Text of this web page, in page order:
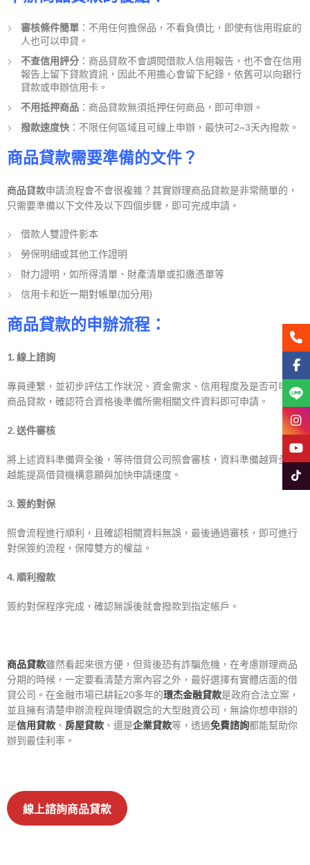
審核條件簡單 ：不用任何擔保品，不看負債比，即使有信用瑕疵的
人也可以申貸。
不查信用評分 ：商品貸款不會調閱借款人信用報告，也不會在信用
報告上留下貸款資訊，因此不用擔心會留下紀錄，依舊可以向銀行
貸款或申辦信用卡。
不用抵押商品 ：商品貸款無須抵押任何商品，即可申辦。
撥款速度快 ：不限任何區域且可線上申辦，最快可2~3天內撥款。
商品貸款需要準備的文件？
商品貸款申請流程會不會很複雜？其實辦理商品貸款是非常簡單的，
只需要準備以下文件及以下四個步驟，即可完成申請。
借款人雙證件影本
勞保明細或其他工作證明
財力證明，如所得清單、財產清單或扣繳憑單等
信用卡和近一期對帳單(加分用)
商品貸款的申辦流程：
1. 線上諮詢
專員連繫，並初步評估工作狀況、資金需求、信用程度及是否可申請
商品貸款，確認符合資格後準備所需相關文件資料即可申請。
2. 送件審核
將上述資料準備齊全後，等待借貸公司照會審核，資料準備越齊全，
越能提高借貸機構意願與加快申請速度。
3. 簽約對保
照會流程進行順利，且確認相關資料無誤，最後通過審核，即可進行
對保簽約流程，保障雙方的權益。
4. 順利撥款
簽約對保程序完成，確認無誤後就會撥款到指定帳戶。
商品貸款雖然看起來很方便，但背後恐有詐騙危機，在考慮辦理商品
分期的時候，一定要看清楚方案內容之外，最好選擇有實體店面的借
貸公司。在金融市場已耕耘20多年的環杰金融貸款是政府合法立案，
並且擁有清楚申辦流程與理債觀念的大型融資公司，無論你想申辦的
是信用貸款 、 房屋貸款 、還是企業貸款等，透過免費諮詢都能幫助你
辦到最佳利率。
線上諮詢商品貸款
聯絡
Line